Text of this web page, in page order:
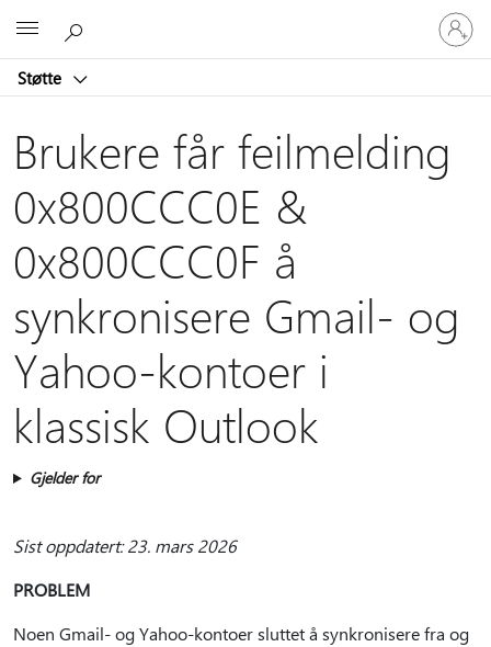
Støtte
Logg
på
kontoen
Brukere får feilmelding
0x800CCC0E &
0x800CCC0F å
synkronisere Gmail- og
Yahoo-kontoer i
klassisk Outlook
Gjelder for
Sist oppdatert: 23. mars 2026
PROBLEM
Noen Gmail- og Yahoo-kontoer sluttet å synkronisere fra og